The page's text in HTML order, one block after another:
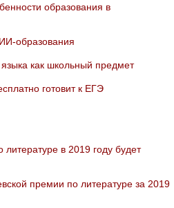
образования в
образования
языка как школьный предмет
готовит к ЕГЭ
в 2019 году будет
премии по литературе за 2019